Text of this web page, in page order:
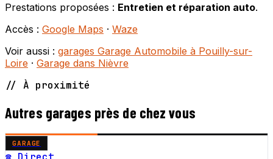
Prestations proposées : Entretien et réparation auto.
Accès : Google Maps · Waze
Voir aussi : garages Garage Automobile à Pouilly-sur-
Loire · Garage dans Nièvre
// À proximité
Autres garages près de chez vous
GARAGE